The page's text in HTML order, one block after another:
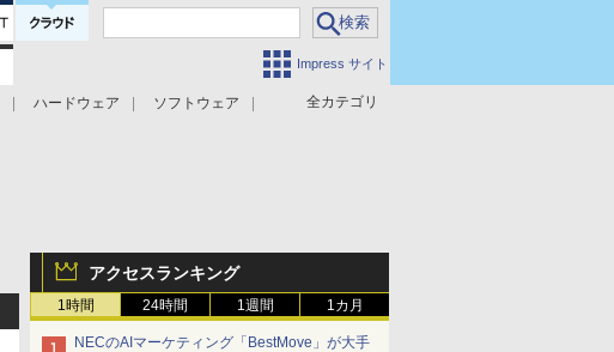
Impress サイト
全カテゴリ
ハードウェア
ソフトウェア
アクセスランキング
1時間 24時間 1週間 1カ月
NECのAIマーケティング「BestMove」が大手